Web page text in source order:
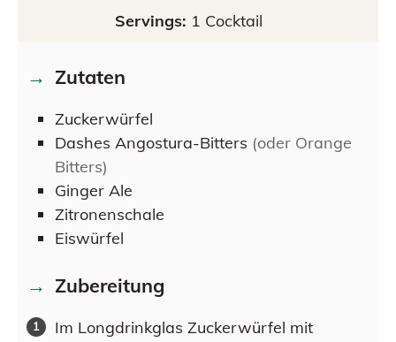
Servings: 1 Cocktail
Zutaten
Zuckerwürfel
Dashes Angostura-Bitters (oder Orange
Bitters)
Ginger Ale
Zitronenschale
Eiswürfel
Zubereitung
Im Longdrinkglas Zuckerwürfel mit